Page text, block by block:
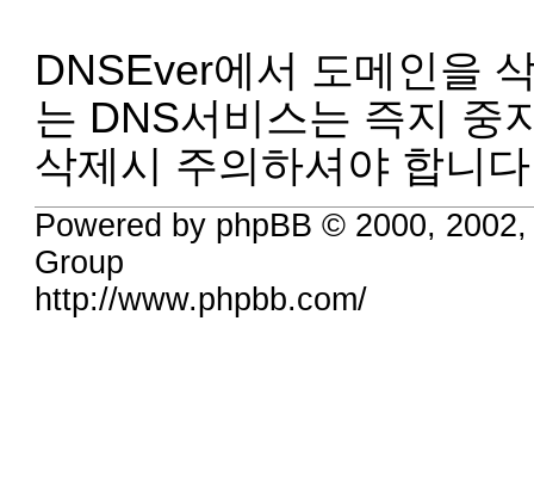
DNSEver에서 도메인을
는 DNS서비스는 즉지 중
삭제시 주의하셔야 합니
Powered by phpBB © 2000,
Group
http://www.phpbb.com/